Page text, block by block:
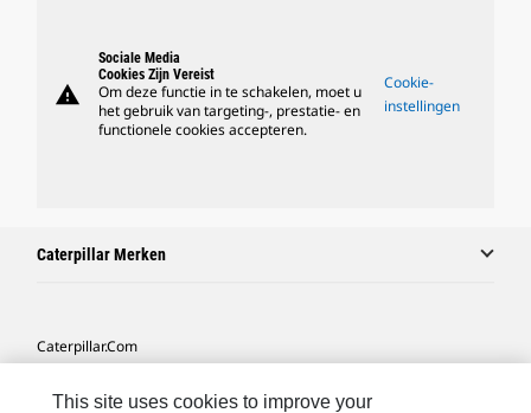
warning
Sociale Media
Cookies Zijn Vereist
Om deze functie in te schakelen, moet u
het gebruik van targeting-, prestatie- en
functionele cookies accepteren.
Cookie-
instellingen
Caterpillar Merken
Caterpillar.com
This site uses cookies to improve your